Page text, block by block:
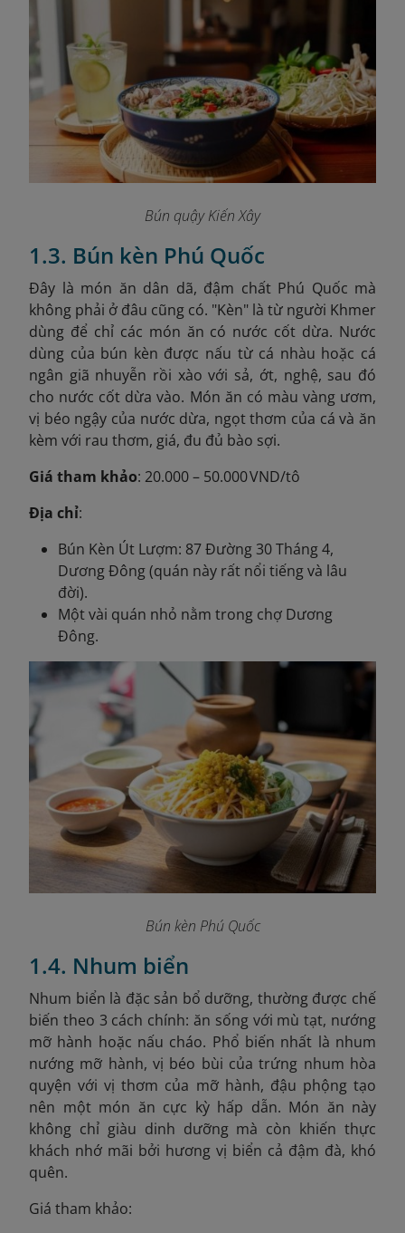
Bún quậy Kiến Xây
1.3. Bún kèn Phú Quốc
Đây là món ăn dân dã, đậm chất Phú Quốc mà
không phải ở đâu cũng có. "Kèn" là từ người Khmer
dùng để chỉ các món ăn có nước cốt dừa. Nước
dùng của bún kèn được nấu từ cá nhàu hoặc cá
ngân giã nhuyễn rồi xào với sả, ớt, nghệ, sau đó
cho nước cốt dừa vào. Món ăn có màu vàng ươm,
vị béo ngậy của nước dừa, ngọt thơm của cá và ăn
kèm với rau thơm, giá, đu đủ bào sợi.
Giá tham khảo: 20.000 – 50.000 VND/tô
Địa chỉ:
Bún Kèn Út Lượm: 87 Đường 30 Tháng 4,
Dương Đông (quán này rất nổi tiếng và lâu
đời).
Một vài quán nhỏ nằm trong chợ Dương
Đông.
Bún kèn Phú Quốc
1.4. Nhum biển
Nhum biển là đặc sản bổ dưỡng, thường được chế
biến theo 3 cách chính: ăn sống với mù tạt, nướng
mỡ hành hoặc nấu cháo. Phổ biến nhất là nhum
nướng mỡ hành, vị béo bùi của trứng nhum hòa
quyện với vị thơm của mỡ hành, đậu phộng tạo
nên một món ăn cực kỳ hấp dẫn. Món ăn này
không chỉ giàu dinh dưỡng mà còn khiến thực
khách nhớ mãi bởi hương vị biển cả đậm đà, khó
quên.
Giá tham khảo: